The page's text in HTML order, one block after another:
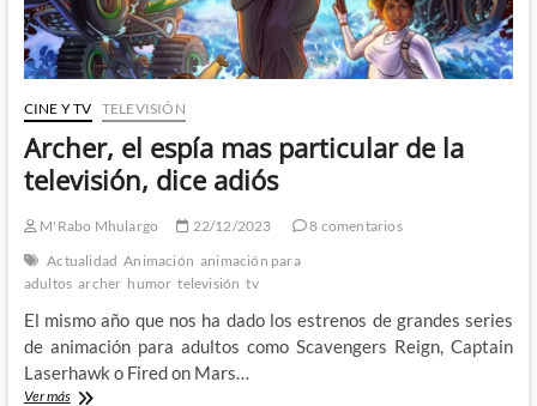
CINE Y TV TELEVISIÓN
Archer, el espía mas particular de la
televisión, dice adiós
M'Rabo Mhulargo 22/12/2023
8 comentarios
Actualidad Animación animación para
adultos archer humor televisión tv
El mismo año que nos ha dado los estrenos de grandes series
de animación para adultos como Scavengers Reign, Captain
Laserhawk o Fired on Mars…
Ver másArcher,